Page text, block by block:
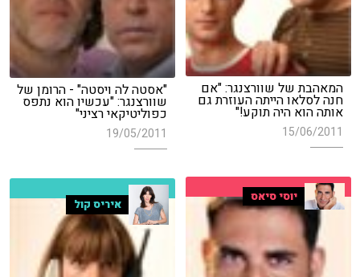
המאהבת של שוורצנגר: "אם
חנה לסלאו הייתה העוזרת גם
אותה הוא היה תוקע!"
15/06/2011
"אסטה לה ויסטה" - הרומן של
שוורצנגר: "עכשיו הוא נתפס
כפוליטיקאי רציני"
19/05/2011
יוסי סיאס
איריס קול